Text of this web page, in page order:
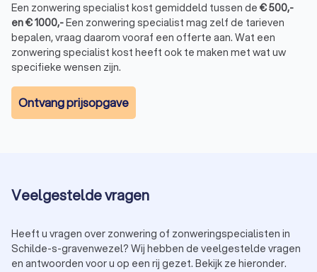
Een zonwering specialist kost gemiddeld tussen de €500,-
en€1000,-Een zonwering specialist mag zelf de tarieven
bepalen, vraag daarom vooraf een offerte aan. Wat een
zonwering specialist kost heeft ook te maken met wat uw
specifieke wensen zijn.
Ontvang prijsopgave
Veelgestelde vragen
Heeft u vragen over zonwering of zonweringspecialisten in
Schilde-s-gravenwezel? Wij hebben de veelgestelde vragen
en antwoorden voor u op een rij gezet. Bekijk ze hieronder.